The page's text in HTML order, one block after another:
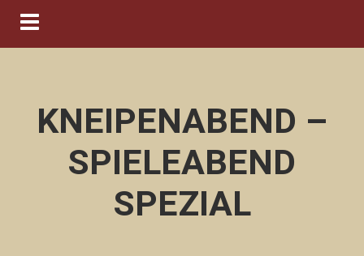
Navigation ein-/ausblenden
KNEIPENABEND –
SPIELEABEND
SPEZIAL